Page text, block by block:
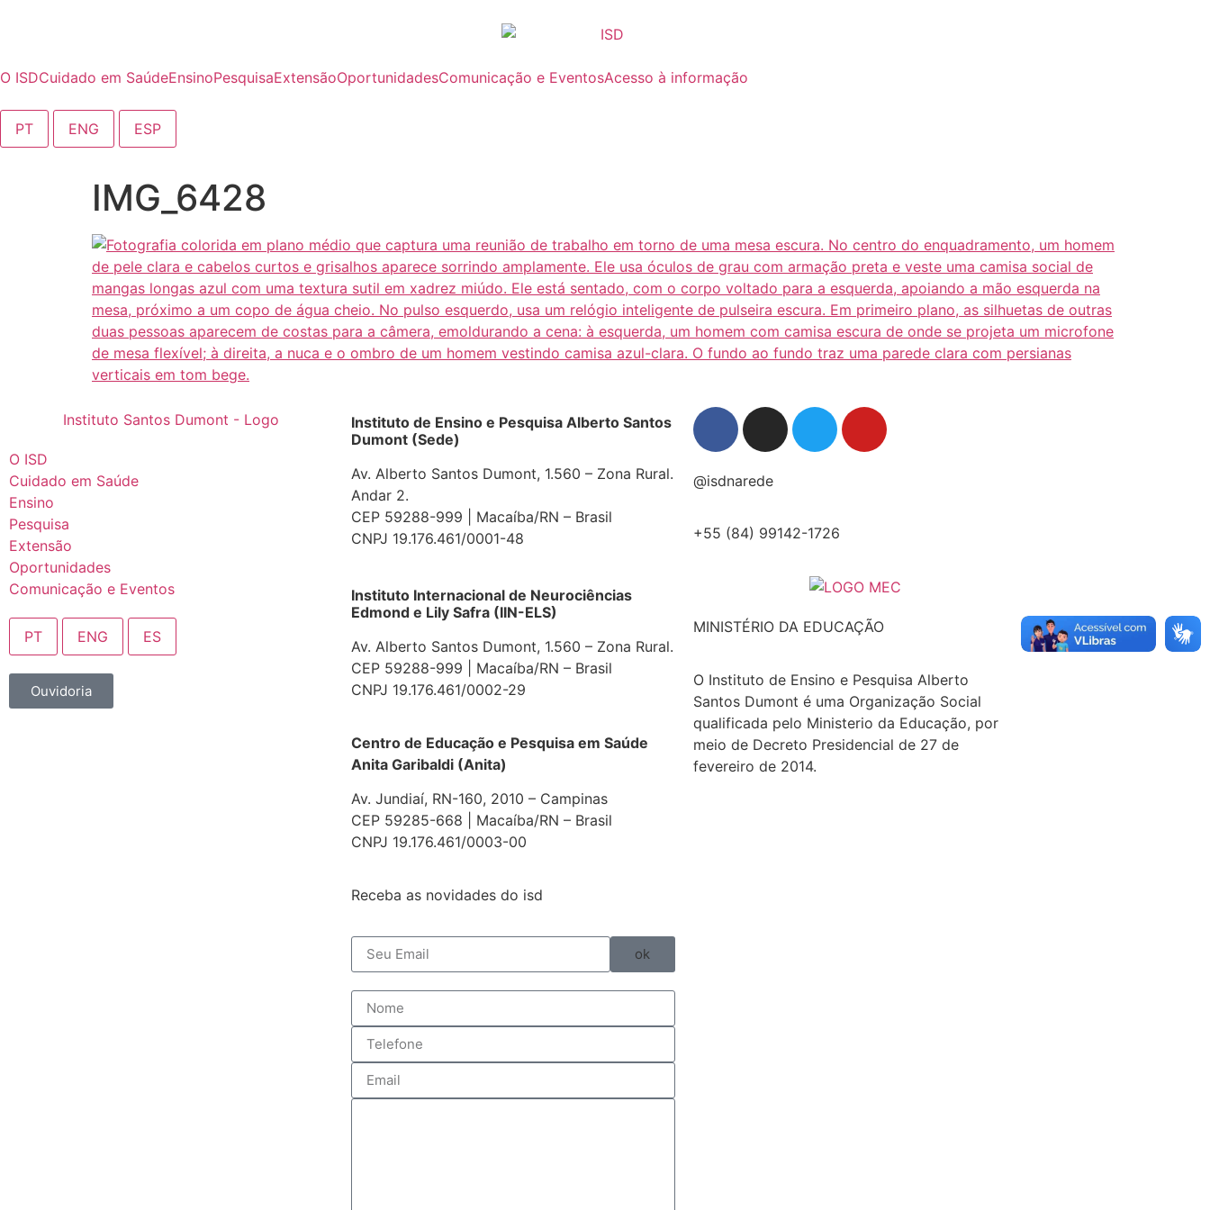
O ISDCuidado em SaúdeEnsinoPesquisaExtensãoOportunidadesComunicação e EventosAcesso à informação
PT ENG ESP
IMG_6428
O ISD
Cuidado em Saúde
Ensino
Pesquisa
Extensão
Oportunidades
Comunicação e Eventos
PT ENG ES
Ouvidoria
Instituto de Ensino e Pesquisa Alberto Santos
Dumont (Sede)
Av. Alberto Santos Dumont, 1.560 – Zona Rural.
Andar 2.
CEP 59288-999 | Macaíba/RN – Brasil
CNPJ 19.176.461/0001-48
Instituto Internacional de Neurociências
Edmond e Lily Safra (IIN-ELS)
Av. Alberto Santos Dumont, 1.560 – Zona Rural.
CEP 59288-999 | Macaíba/RN – Brasil
CNPJ 19.176.461/0002-29
Centro de Educação e Pesquisa em Saúde
Anita Garibaldi (Anita)
Av. Jundiaí, RN-160, 2010 – Campinas
CEP 59285-668 | Macaíba/RN – Brasil
CNPJ 19.176.461/0003-00
Receba as novidades do isd
ok
@isdnarede
+55 (84) 99142-1726
MINISTÉRIO DA EDUCAÇÃO
O Instituto de Ensino e Pesquisa Alberto
Santos Dumont é uma Organização Social
qualificada pelo Ministerio da Educação, por
meio de Decreto Presidencial de 27 de
fevereiro de 2014.